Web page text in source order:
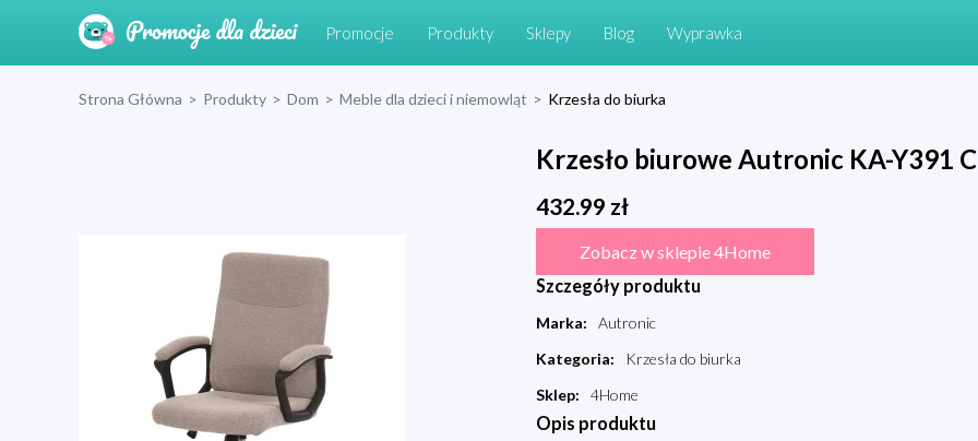
Promocje Produkty Sklepy Blog Wyprawka
Strona Główna > Produkty > Dom > Meble dla dzieci i niemowląt > Krzesła do biurka
Krzesło biurowe Autronic KA-Y391
432.99 zł
Zobacz w sklepie 4Home
Szczegóły produktu
Marka:
Autronic
Kategoria:
Krzesła do biurka
Sklep: 4Home
Opis produktu